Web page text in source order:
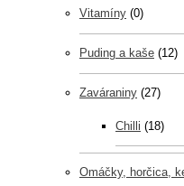
Vitamíny (0)
Puding a kaše (12)
Zaváraniny (27)
Chilli (18)
Omáčky, horčica,